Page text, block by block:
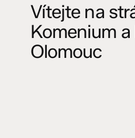
Vítejte na
Komenium a
Olomouc